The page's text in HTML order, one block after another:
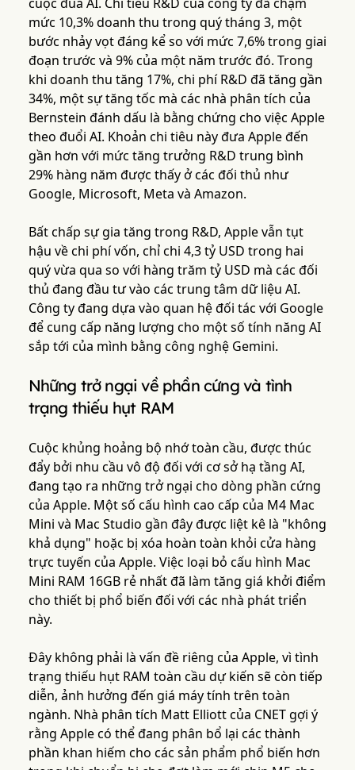
mức 10,3% doanh thu trong quý tháng 3, một
bước nhảy vọt đáng kể so với mức 7,6% trong giai
đoạn trước và 9% của một năm trước đó. Trong
khi doanh thu tăng 17%, chi phí R&D đã tăng gần
34%, một sự tăng tốc mà các nhà phân tích của
Bernstein đánh dấu là bằng chứng cho việc Apple
theo đuổi AI. Khoản chi tiêu này đưa Apple đến
gần hơn với mức tăng trưởng R&D trung bình
29% hàng năm được thấy ở các đối thủ như
Google, Microsoft, Meta và Amazon.
Bất chấp sự gia tăng trong R&D, Apple vẫn tụt
hậu về chi phí vốn, chỉ chi 4,3 tỷ USD trong hai
quý vừa qua so với hàng trăm tỷ USD mà các đối
thủ đang đầu tư vào các trung tâm dữ liệu AI.
Công ty đang dựa vào quan hệ đối tác với Google
để cung cấp năng lượng cho một số tính năng AI
sắp tới của mình bằng công nghệ Gemini.
Những trở ngại về phần cứng và tình
trạng thiếu hụt RAM
Cuộc khủng hoảng bộ nhớ toàn cầu, được thúc
đẩy bởi nhu cầu vô độ đối với cơ sở hạ tầng AI,
đang tạo ra những trở ngại cho dòng phần cứng
của Apple. Một số cấu hình cao cấp của M4 Mac
Mini và Mac Studio gần đây được liệt kê là "không
khả dụng" hoặc bị xóa hoàn toàn khỏi cửa hàng
trực tuyến của Apple. Việc loại bỏ cấu hình Mac
Mini RAM 16GB rẻ nhất đã làm tăng giá khởi điểm
cho thiết bị phổ biến đối với các nhà phát triển
này.
Đây không phải là vấn đề riêng của Apple, vì tình
trạng thiếu hụt RAM toàn cầu dự kiến sẽ còn tiếp
diễn, ảnh hưởng đến giá máy tính trên toàn
ngành. Nhà phân tích Matt Elliott của CNET gợi ý
rằng Apple có thể đang phân bổ lại các thành
phần khan hiếm cho các sản phẩm phổ biến hơn